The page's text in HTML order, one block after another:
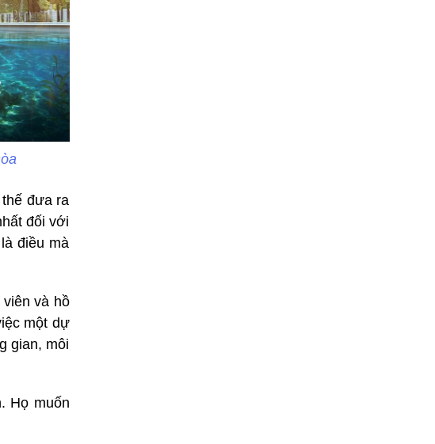
đưa ra
đối với
điều mà
và hồ
một dự
gian, môi
Họ muốn